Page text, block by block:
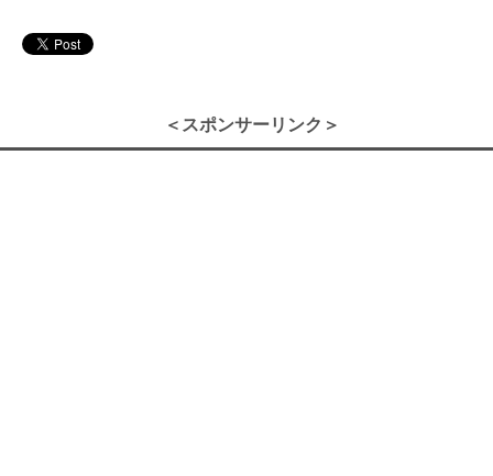
＜スポンサーリンク＞